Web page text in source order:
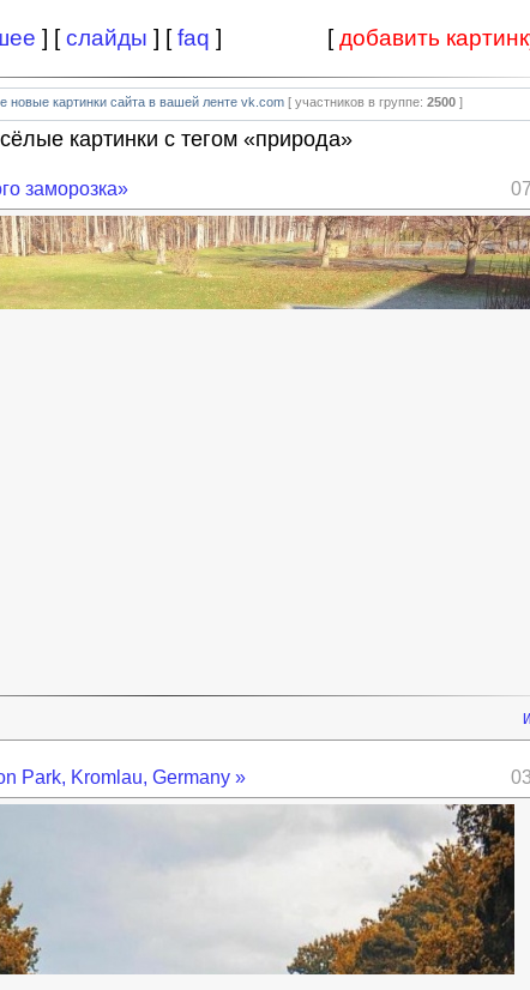
] [слайды ] [faq ] [добавить
новые картинки сайта в вашей ленте vk.com [ участников в группе: 2500]
картинки с тегом «природа»
заморозка»
Park, Kromlau, Germany »